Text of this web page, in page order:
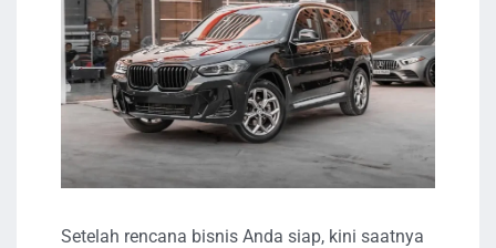
Setelah rencana bisnis Anda siap, kini saatnya